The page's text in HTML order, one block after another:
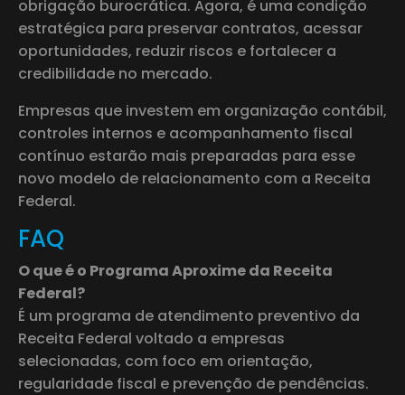
obrigação burocrática. Agora, é uma condição
estratégica para preservar contratos, acessar
oportunidades, reduzir riscos e fortalecer a
credibilidade no mercado.
Empresas que investem em organização contábil,
controles internos e acompanhamento fiscal
contínuo estarão mais preparadas para esse
novo modelo de relacionamento com a Receita
Federal.
FAQ
O que é o Programa Aproxime da Receita
Federal?
É um programa de atendimento preventivo da
Receita Federal voltado a empresas
selecionadas, com foco em orientação,
regularidade fiscal e prevenção de pendências.